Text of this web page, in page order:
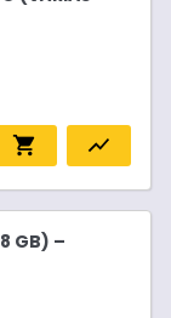
shopping_cart show_chart
GB) –